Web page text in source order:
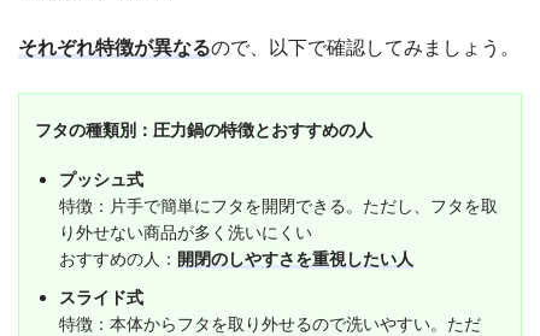
それぞれ特徴が異なるので、以下で確認してみましょう。
フタの種類別：圧力鍋の特徴とおすすめの人
プッシュ式
特徴：片手で簡単にフタを開閉できる。ただし、フタを取
り外せない商品が多く洗いにくい
おすすめの人： 開閉のしやすさを重視したい人
スライド式
特徴：本体からフタを取り外せるので洗いやすい。ただ